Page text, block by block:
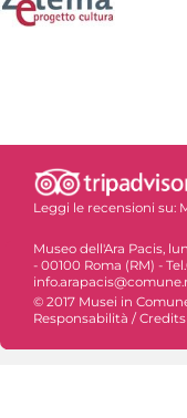
Leggi le recensioni su:
Museo dell'Ara Pacis,
- 00100 Roma (RM) -
© 2017 Musei in
Responsabilità /Credits